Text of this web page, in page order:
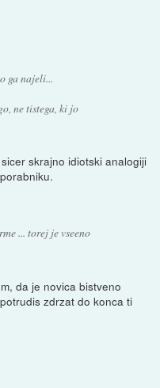
ga najeli...
ne tistega, ki jo
skrajno idiotski analogiji
... torej je vseeno
da je novica bistveno
zdrzat do konca ti